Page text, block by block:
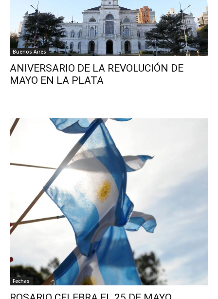
Buenos Aires
ANIVERSARIO DE LA REVOLUCIÓN DE
MAYO EN LA PLATA
Fechas